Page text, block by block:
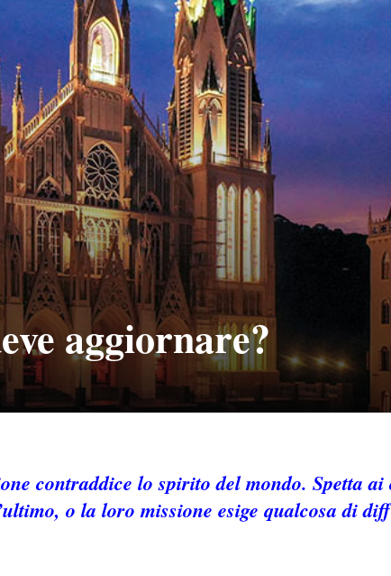
aggiornare?
contraddice lo spirito del mondo. Spetta
o la loro missione esige qualcosa di